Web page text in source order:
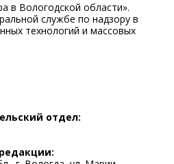
в Вологодской области».
службе по надзору в
технологий и массовых
принятия решения о
аналитический центр
160000, Вологодская обл., г.
д.10
Елена Григорьевна
персональных данных
отдел: